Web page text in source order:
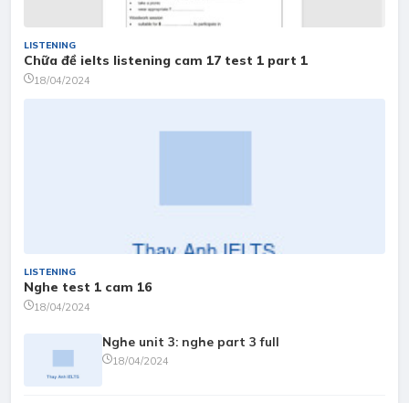
LISTENING
Chữa đề ielts listening cam 17 test 1 part 1
18/04/2024
LISTENING
Nghe test 1 cam 16
18/04/2024
Nghe unit 3: nghe part 3 full
18/04/2024